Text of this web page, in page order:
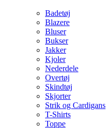
Badetøj
Blazere
Bluser
Bukser
Jakker
Kjoler
Nederdele
Overtøj
Skindtøj
Skjorter
Strik og Cardigans
T-Shirts
Toppe